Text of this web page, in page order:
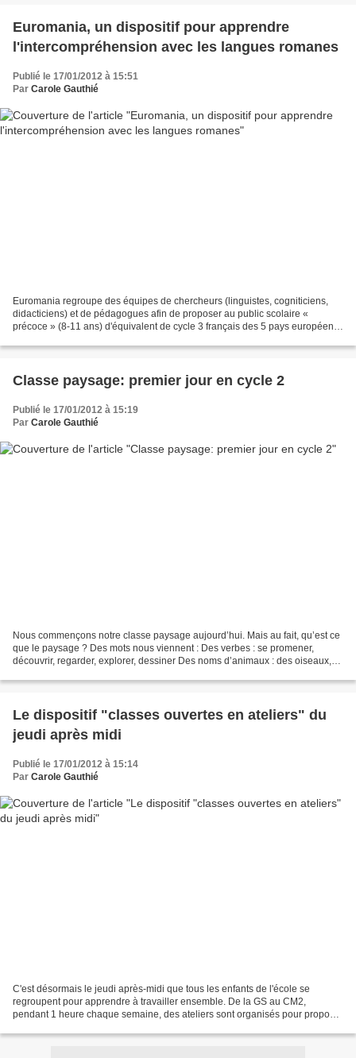
Euromania, un dispositif pour apprendre
l'intercompréhension avec les langues romanes
Publié le 17/01/2012 à 15:51
Par Carole Gauthié
Euromania regroupe des équipes de chercheurs (linguistes, cogniticiens,
didacticiens) et de pédagogues afin de proposer au public scolaire «
précoce » (8-11 ans) d'équivalent de cycle 3 français des 5 pays européens
Classe paysage: premier jour en cycle 2
Publié le 17/01/2012 à 15:19
Par Carole Gauthié
Nous commençons notre classe paysage aujourd’hui. Mais au fait, qu’est ce
que le paysage ? Des mots nous viennent : Des verbes : se promener,
découvrir, regarder, explorer, dessiner Des noms d’animaux : des oiseaux,
Le dispositif "classes ouvertes en ateliers" du
jeudi après midi
Publié le 17/01/2012 à 15:14
Par Carole Gauthié
C'est désormais le jeudi après-midi que tous les enfants de l'école se
regroupent pour apprendre à travailler ensemble. De la GS au CM2,
pendant 1 heure chaque semaine, des ateliers sont organisés pour proposer